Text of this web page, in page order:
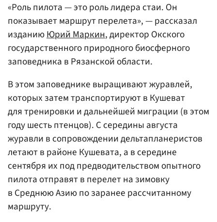
«Роль пилота — это роль лидера стаи. Он
показывает маршрут перелета», — рассказал
изданиюЮрий Маркин, директор Окского
государственного природного биосферного
заповедника в Рязанской области.
В этом заповеднике выращивают журавлей,
которых затем транспортируют в Кушеват
для тренировки и дальнейшей миграции (в этом
году шесть птенцов). С середины августа
журавли в сопровождении дельтапланеристов
летают в районе Кушевата, а в середине
сентября их под предводительством опытного
пилота отправят в перелет на зимовку
в Среднюю Азию по заранее рассчитанному
маршруту.